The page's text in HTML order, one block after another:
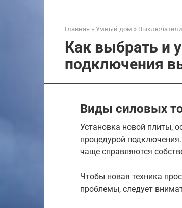
Главная » Умный дом »
Как выбрать и
подключения
Виды силовых
Установка новой плиты,
процедурой
чаще справляются
Чтобы новая техника
проблемы, следует